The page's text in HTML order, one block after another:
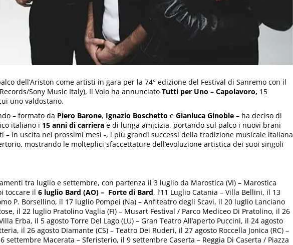
dell’Ariston come artisti in gara per la 74° edizione del Festival di Sanremo con il
Sony Music Italy), Il Volo ha annunciato Tutti per Uno – Capolavoro, 15
uno valdostano.
– formato da Piero Barone, Ignazio Boschetto e Gianluca Ginoble – ha deciso di
italiano i 15 anni di carriera e di lunga amicizia, portando sul palco i nuovi brani
– in uscita nei prossimi mesi -, i più grandi successi della tradizione musicale italiana
mostrando le molteplici sfaccettature dell’evoluzione artistica dei suoi singoli
tra luglio e settembre, con partenza il 3 luglio da Marostica (VI) – Marostica
toccare il 6 luglio Bard (AO) – Forte di Bard, l’11 Luglio Catania – Villa Bellini, il 13
P. Borsellino, il 17 luglio Pompei (Na) – Anfiteatro degli Scavi, il 20 luglio Lanciano
il 22 luglio Pratolino Vaglia (FI) – Musart Festival / Parco Mediceo Di Pratolino, il 26
Erba, il 5 agosto Torre Del Lago (LU) – Gran Teatro All’aperto Puccini, il 24 agosto
il 26 agosto Diamante (CS) – Teatro Dei Ruderi, il 27 agosto Roccella Jonica (RC) –
settembre Macerata – Sferisterio, il 9 settembre Caserta – Reggia Di Caserta / Piazza